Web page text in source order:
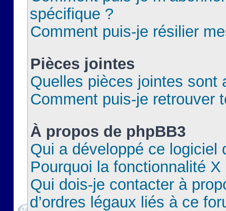
spécifique ?
Comment puis-je résilier
Pièces jointes
Quelles pièces jointes sont
Comment puis-je retrouver
À propos de phpBB3
Qui a développé ce logiciel
Pourquoi la fonctionnalité X
Qui dois-je contacter à
d’ordres légaux liés à ce